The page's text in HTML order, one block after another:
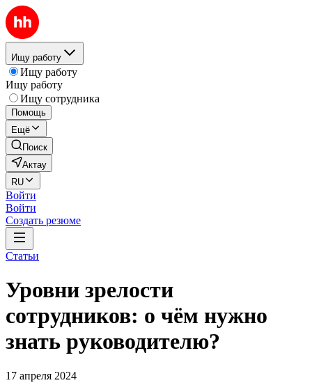
Ищу работу
Ищу работу
Ищу работу
Ищу сотрудника
Помощь
Ещё
Поиск
Актау
RU
Войти
Войти
Создать резюме
Статьи
Уровни зрелости
сотрудников: о чём нужно
знать руководителю?
17 апреля 2024